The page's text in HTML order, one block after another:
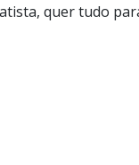
quer tudo